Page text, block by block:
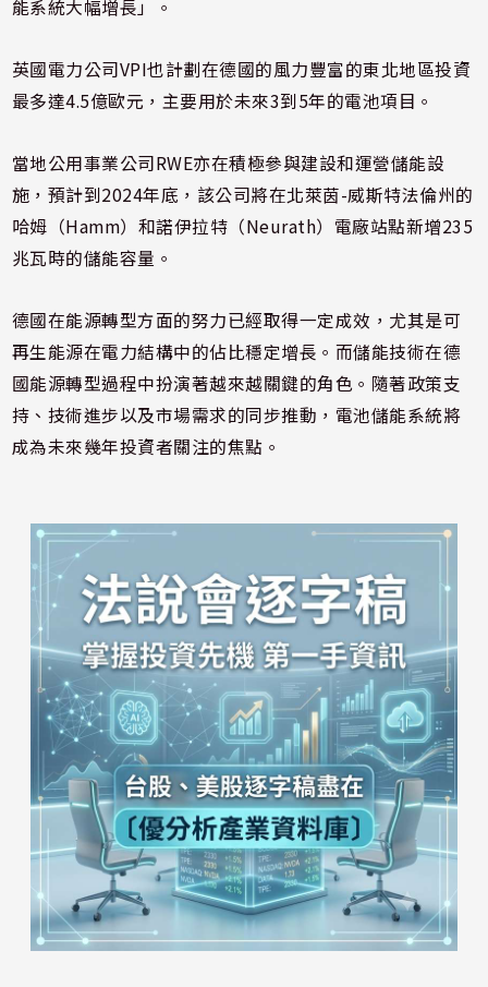
能系統大幅增長」。
英國電力公司VPI也計劃在德國的風力豐富的東北地區投資
最多達4.5億歐元，主要用於未來3到5年的電池項目。
當地公用事業公司RWE亦在積極參與建設和運營儲能設
施，預計到2024年底，該公司將在北萊茵-威斯特法倫州的
哈姆（Hamm）和諾伊拉特（Neurath）電廠站點新增235
兆瓦時的儲能容量。
德國在能源轉型方面的努力已經取得一定成效，尤其是可
再生能源在電力結構中的佔比穩定增長。而儲能技術在德
國能源轉型過程中扮演著越來越關鍵的角色。隨著政策支
持、技術進步以及市場需求的同步推動，電池儲能系統將
成為未來幾年投資者關注的焦點。